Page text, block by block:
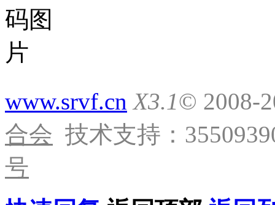
www.srvf.cn X3.1© 2008-
合会 技术支持：
号